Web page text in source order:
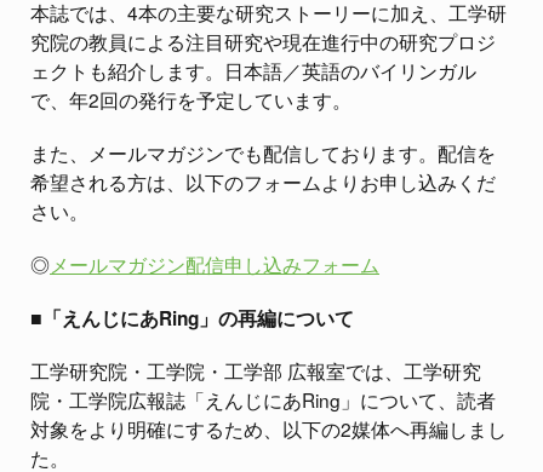
本誌では、4本の主要な研究ストーリーに加え、工学研
究院の教員による注目研究や現在進行中の研究プロジ
ェクトも紹介します。日本語／英語のバイリンガル
で、年2回の発行を予定しています。
また、メールマガジンでも配信しております。配信を
希望される方は、以下のフォームよりお申し込みくだ
さい。
◎メールマガジン配信申し込みフォーム
■「えんじにあRing」の再編について
工学研究院・工学院・工学部 広報室では、工学研究
院・工学院広報誌「えんじにあRing」について、読者
対象をより明確にするため、以下の2媒体へ再編しまし
た。